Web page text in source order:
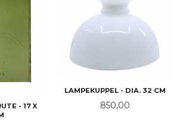
- 17 X
LAMPEKUPPEL - DIA. 32 CM
Pris
850,00